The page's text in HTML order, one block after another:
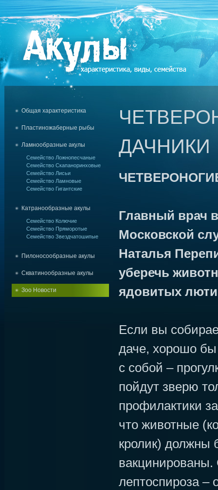
Общая характеристика
Пластиножаберные рыбы
Ламнообразные акулы
Семейство Ложнопесчаные
Семейство Скапаноринховые
Семейство Лисьи
Семейство Ламновые
Семейство Гигантские
Катранообразные акулы
Семейство Колючие
Семейство Пряморотые
Семейство Звездчатошипые
Пилоносообразные акулы
Скватинообразные акулы
Зоо Новости
ДАЧНИКИ
Главный врач
Московской
Наталья
уберечь
ядовитых
Если вы
даче, хорошо бы
с собой –
пойдут зверю
профилактики
что животные
кролик) должны
лептоспироза –